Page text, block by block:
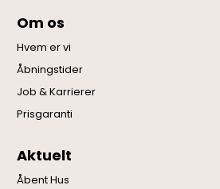
Om os
Hvem er vi
Åbningstider
Job & Karrierer
Prisgaranti
Aktuelt
Åbent Hus